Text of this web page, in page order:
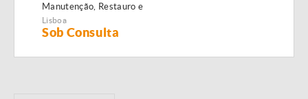
Manutenção, Restauro e
Remodelação de
imóveis!
Lisboa
Sob Consulta